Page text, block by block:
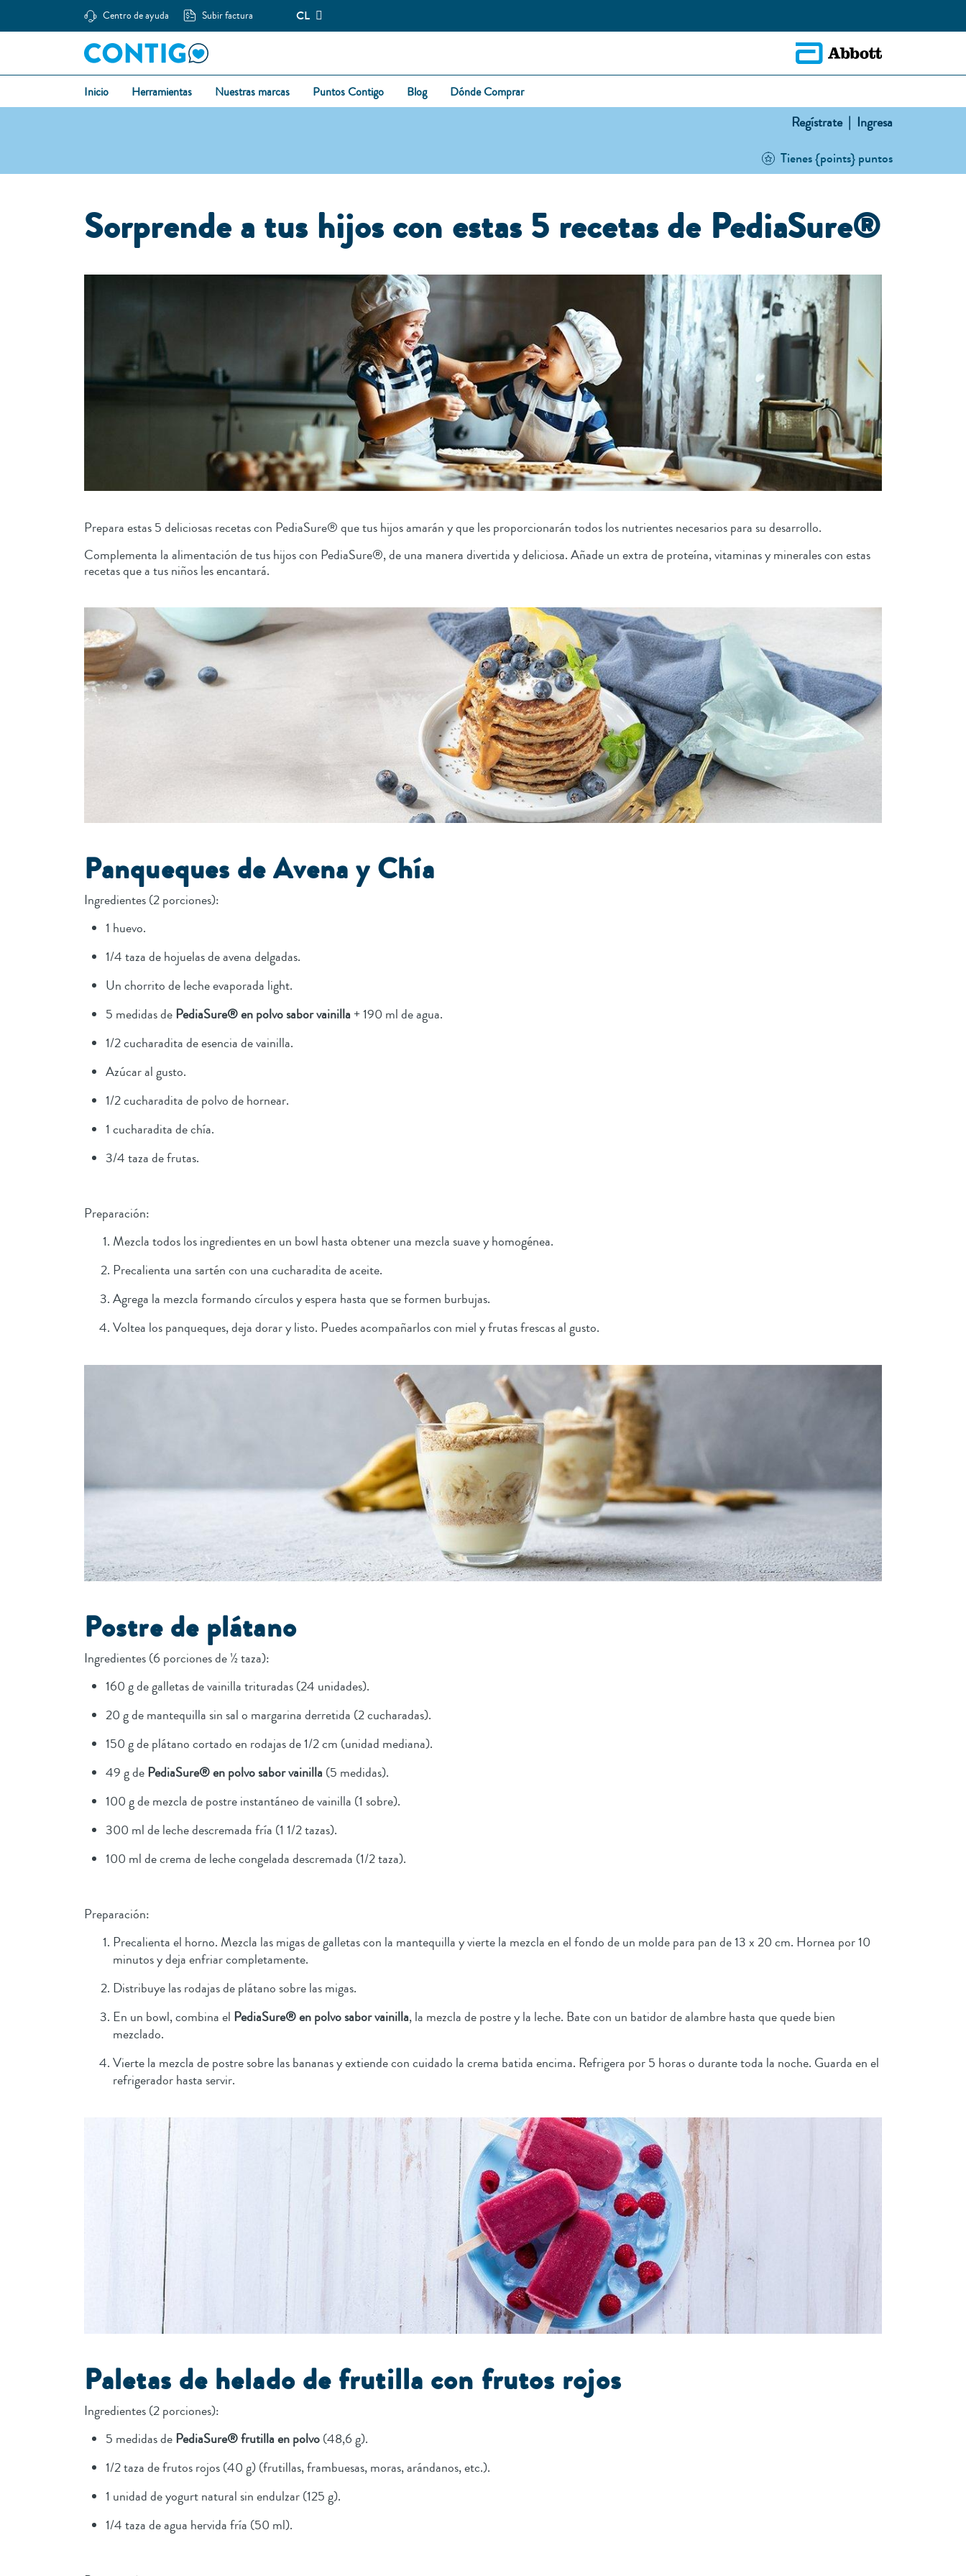
Centro de ayuda Subir factura CL
Inicio Herramientas Nuestras marcas Puntos Contigo Blog Dónde Comprar
Regístrate | Ingresa
Tienes {points} puntos
Sorprende a tus hijos con estas 5 recetas de PediaSure®
Prepara estas 5 deliciosas recetas con PediaSure® que tus hijos amarán y que les proporcionarán todos los nutrientes necesarios para su desarrollo.
Complementa la alimentación de tus hijos con PediaSure®, de una manera divertida y deliciosa. Añade un extra de proteína, vitaminas y minerales con estas
recetas que a tus niños les encantará.
Panqueques de Avena y Chía
Ingredientes (2 porciones):
1 huevo.
1/4 taza de hojuelas de avena delgadas.
Un chorrito de leche evaporada light.
5 medidas dePediaSure® en polvo saborvainilla+ 190 ml de agua.
1/2 cucharadita de esencia de vainilla.
Azúcar al gusto.
1/2 cucharadita de polvo de hornear.
1 cucharadita de chía.
3/4 taza de frutas.
Preparación:
Mezcla todos los ingredientes en un bowl hasta obtener una mezcla suave y homogénea.
Precalienta una sartén con una cucharadita de aceite.
Agrega la mezcla formando círculos y espera hasta que se formen burbujas.
Voltea los panqueques, deja dorar y listo. Puedes acompañarlos con miel y frutas frescas al gusto.
Postre de plátano
Ingredientes (6 porciones de ½ taza):
160 g de galletas de vainilla trituradas (24 unidades).
20 g de mantequilla sin sal o margarina derretida (2 cucharadas).
150 g de plátano cortado en rodajas de 1/2 cm (unidad mediana).
49 g dePediaSure® en polvo sabor vainilla (5 medidas).
100 g de mezcla de postre instantáneo de vainilla (1 sobre).
300 ml de leche descremada fría (1 1/2 tazas).
100 ml de crema de leche congelada descremada (1/2 taza).
Preparación:
Precalienta el horno. Mezcla las migas de galletas con la mantequilla y vierte la mezcla en el fondo de un molde para pan de 13 x 20 cm. Hornea por 10
minutos y deja enfriar completamente.
Distribuye las rodajas de plátano sobre las migas.
En un bowl, combina el PediaSure® en polvo sabor vainilla, la mezcla de postre y la leche. Bate con un batidor de alambre hasta que quede bien
mezclado.
Vierte la mezcla de postre sobre las bananas y extiende con cuidado la crema batida encima. Refrigera por 5 horas o durante toda la noche. Guarda en el
refrigerador hasta servir.
Paletas de helado de frutilla con frutos rojos
Ingredientes (2 porciones):
5 medidas dePediaSure® frutilla en polvo(48,6 g).
1/2 taza de frutos rojos (40 g) (frutillas, frambuesas, moras, arándanos, etc.).
1 unidad de yogurt natural sin endulzar (125 g).
1/4 taza de agua hervida fría (50 ml).